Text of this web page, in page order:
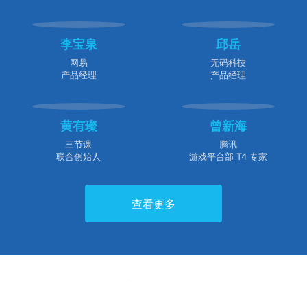
李宝泉
网易
产品经理
邱岳
无码科技
产品经理
黄有璨
三节课
联合创始人
曾新海
腾讯
游戏平台部 T4 专家
查看更多